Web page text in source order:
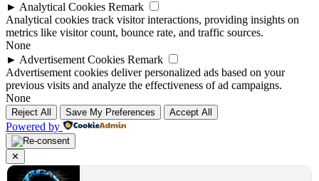
► Analytical Cookies Remark
Analytical cookies track visitor interactions, providing insights on
metrics like visitor count, bounce rate, and traffic sources.
None
► Advertisement Cookies Remark
Advertisement cookies deliver personalized ads based on your
previous visits and analyze the effectiveness of ad campaigns.
None
Reject All Save My Preferences Accept All
Powered by
✕